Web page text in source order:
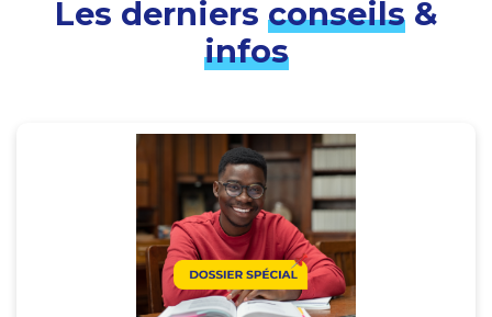
Les derniers conseils&
infos